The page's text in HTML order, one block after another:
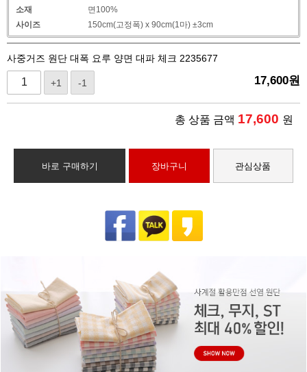
소재
면100%
사이즈
150cm(고정폭) x 90cm(1마) ±3cm
사중거즈 원단 대폭 요루 양면 대파 체크 2235677
+1 -1 17,600원
총 상품 금액 17,600 원
바로 구매하기 장바구니 관심상품